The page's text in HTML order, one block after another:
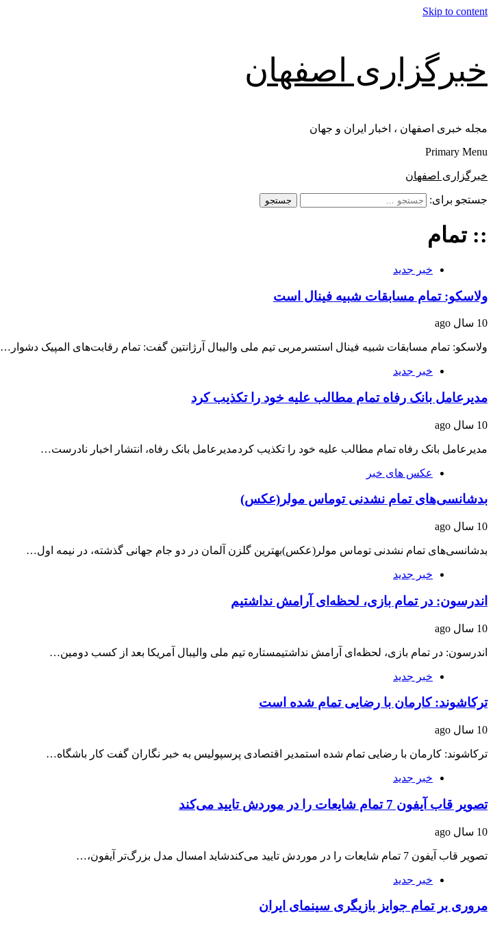
Skip to content
خبرگزاری اصفهان
مجله خبری اصفهان ، اخبار ایران و جهان
Primary Menu
خبرگزاری اصفهان
جستجو برای:
:: تمام
خبر جدید
ولاسکو: تمام مسابقات شبیه فینال است
10 سال ago
ولاسکو: تمام مسابقات شبیه فینال استسرمربی تیم ملی والیبال آرژانتین گفت: تمام رقابت‌های المپیک دشوار…
خبر جدید
مدیرعامل بانک رفاه تمام مطالب علیه خود را تکذیب کرد
10 سال ago
مدیرعامل بانک رفاه تمام مطالب علیه خود را تکذیب کردمدیرعامل بانک رفاه، انتشار اخبار نادرست…
عکس های خبر
بدشانسی‌های تمام نشدنی توماس مولر(عکس)
10 سال ago
بدشانسی‌های تمام نشدنی توماس مولر(عکس)بهترین گلزن آلمان در دو جام جهانی گذشته، در نیمه اول…
خبر جدید
اندرسون: در تمام بازی، لحظه‌ای آرامش نداشتیم
10 سال ago
اندرسون: در تمام بازی، لحظه‌ای آرامش نداشتیمستاره تیم ملی والیبال آمریکا بعد از کسب دومین…
خبر جدید
ترکاشوند: کارمان با رضایی تمام شده است
10 سال ago
ترکاشوند: کارمان با رضایی تمام شده استمدیر اقتصادی پرسپولیس به خبر نگاران گفت کار باشگاه…
خبر جدید
تصویر قاب آیفون 7 تمام شایعات را در موردش تایید می‌کند
10 سال ago
تصویر قاب آیفون 7 تمام شایعات را در موردش تایید می‌کندشاید امسال مدل بزرگ‌تر آیفون،…
خبر جدید
مروری بر تمام جوایز بازیگری سینمای ایران